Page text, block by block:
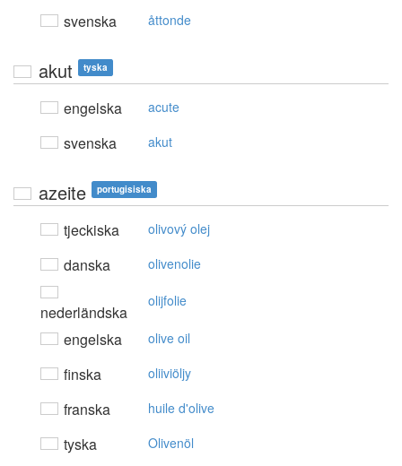
svenska åttonde
akut tyska
engelska acute
svenska akut
azeite portugisiska
tjeckiska olivový olej
danska olivenolie
nederländska
olijfolie
engelska olive oil
finska oliiviöljy
franska huile d'olive
tyska Olivenöl